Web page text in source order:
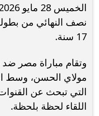
نصف النهائي من
17 سنة.
وتقام مباراة مصر ضد
مولاي الحسن، وسط
التي تبحث عن
اللقاء لحظة بلحظة.